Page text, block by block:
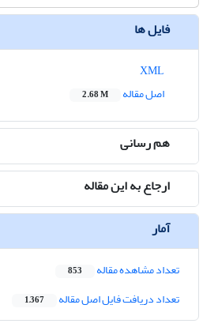
فایل ها
اصل مقاله
2.68 M
هم رسانی
ارجاع به این مقاله
آمار
تعداد مشاهده مقاله 853
تعداد دریافت فایل اصل مقاله 1,367